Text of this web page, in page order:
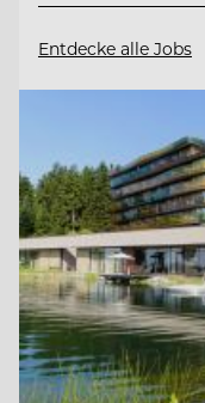
Entdecke alle Jobs